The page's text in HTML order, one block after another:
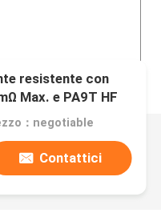
resistente con
Max. e PA9T HF
：negotiable
Contattici